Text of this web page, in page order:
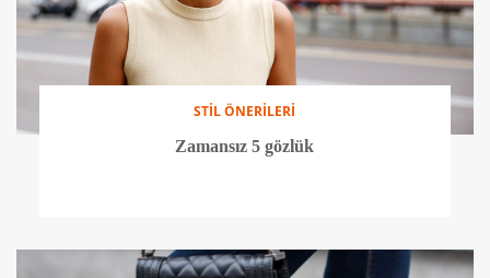
STİL ÖNERİLERİ
Zamansız 5 gözlük